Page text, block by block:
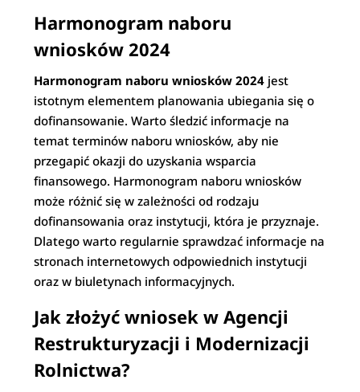
Harmonogram naboru
wniosków 2024
Harmonogram naboru wniosków 2024 jest
istotnym elementem planowania ubiegania się o
dofinansowanie. Warto śledzić informacje na
temat terminów naboru wniosków, aby nie
przegapić okazji do uzyskania wsparcia
finansowego. Harmonogram naboru wniosków
może różnić się w zależności od rodzaju
dofinansowania oraz instytucji, która je przyznaje.
Dlatego warto regularnie sprawdzać informacje na
stronach internetowych odpowiednich instytucji
oraz w biuletynach informacyjnych.
Jak złożyć wniosek w Agencji
Restrukturyzacji i Modernizacji
Rolnictwa?